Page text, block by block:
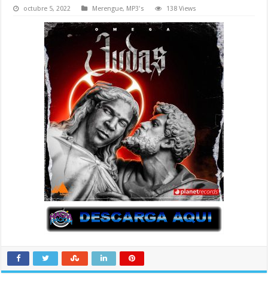
octubre 5, 2022 Merengue, MP3's 138 Views